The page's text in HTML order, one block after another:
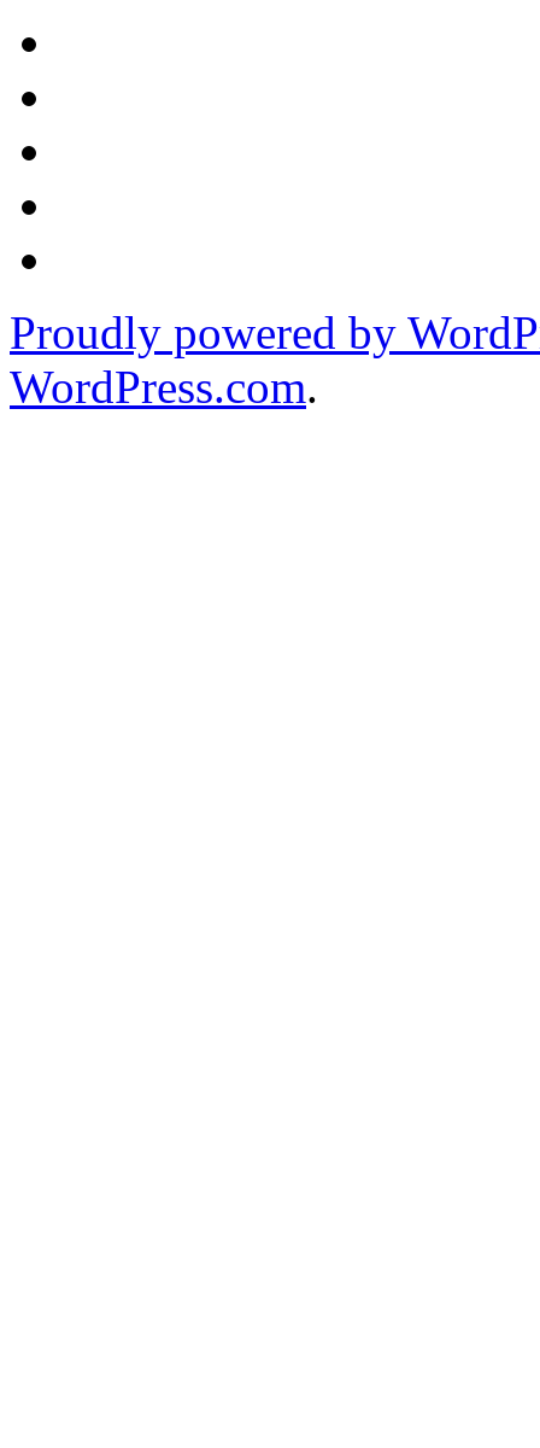
Proudly powered by
WordPress.com.